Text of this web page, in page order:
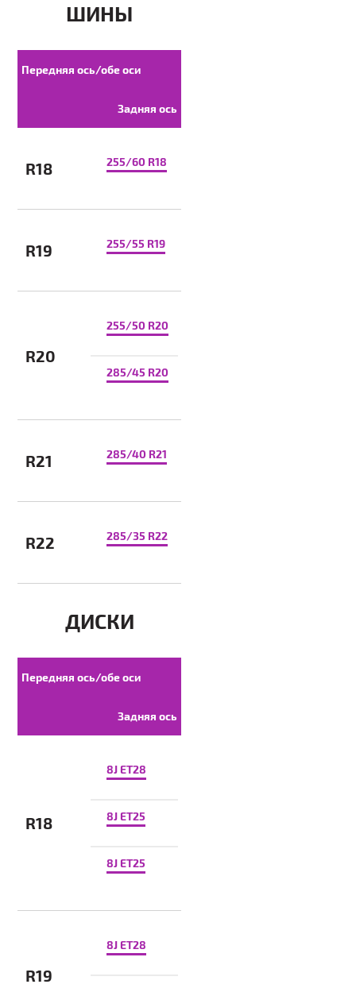
ШИНЫ
Передняя ось/обе оси
Задняя ось
R18 255/60 R18
R19 255/55 R19
R20
255/50 R20
285/45 R20
R21 285/40 R21
R22 285/35 R22
ДИСКИ
Передняя ось/обе оси
Задняя ось
R18
8J ET28
8J ET25
8J ET25
R19
8J ET28